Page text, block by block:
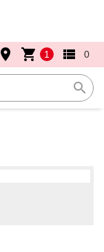
search
place shopping_cart 1 view_list 0